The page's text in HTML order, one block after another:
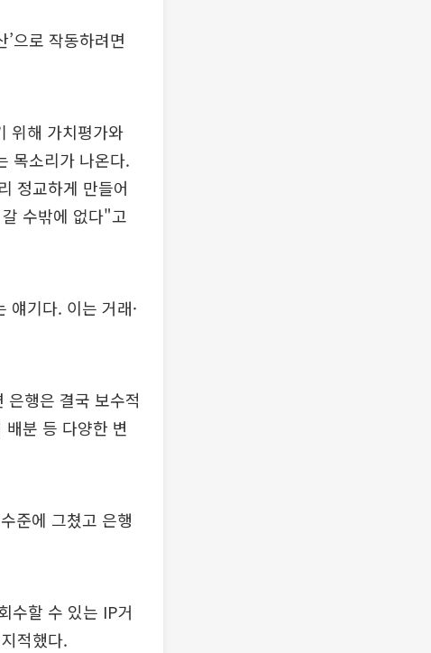
으로 작동하려면
위해 가치평가와
목소리가 나온다.
정교하게 만들어
수밖에 없다"고
얘기다. 이는 거래·
행은 결국 보수적
분 등 다양한 변
준에 그쳤고 은행
수할 수 있는 IP거
적했다.